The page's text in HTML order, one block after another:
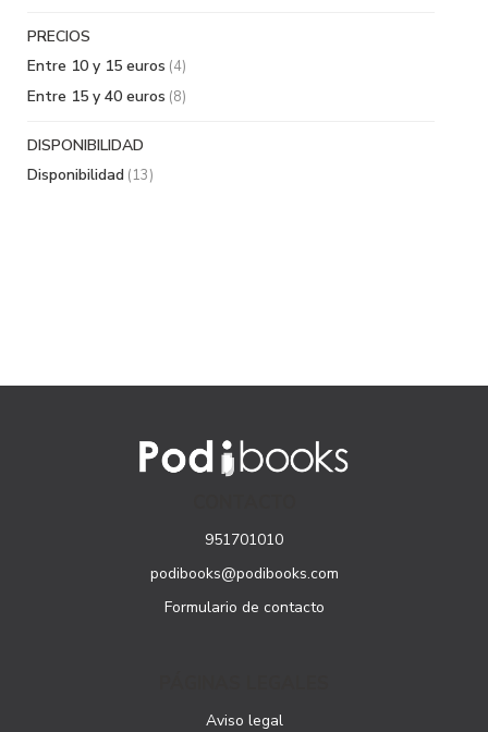
PRECIOS
Entre 10 y 15 euros (4)
Entre 15 y 40 euros (8)
DISPONIBILIDAD
Disponibilidad (13)
951701010
podibooks@podibooks.com
Formulario de contacto
Aviso legal